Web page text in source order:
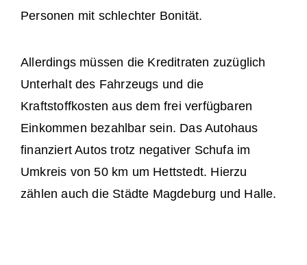
Personen mit schlechter Bonität.
Allerdings müssen die Kreditraten zuzüglich
Unterhalt des Fahrzeugs und die
Kraftstoffkosten aus dem frei verfügbaren
Einkommen bezahlbar sein. Das Autohaus
finanziert Autos trotz negativer Schufa im
Umkreis von 50 km um Hettstedt. Hierzu
zählen auch die Städte Magdeburg und Halle.